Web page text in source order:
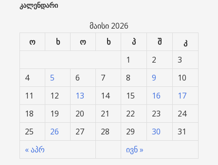
ᲙᲐᲚᲔᲜᲓᲐᲠᲘ
მაისი 2026
ო
ხ ო ხ პ შ კ
« აპრ ივნ »
1 2
3
4
5 6 7 8 9
10
11
12 13 14 15 16
17
18
19 20 21 22 23
24
25
26 27 28 29 30 31